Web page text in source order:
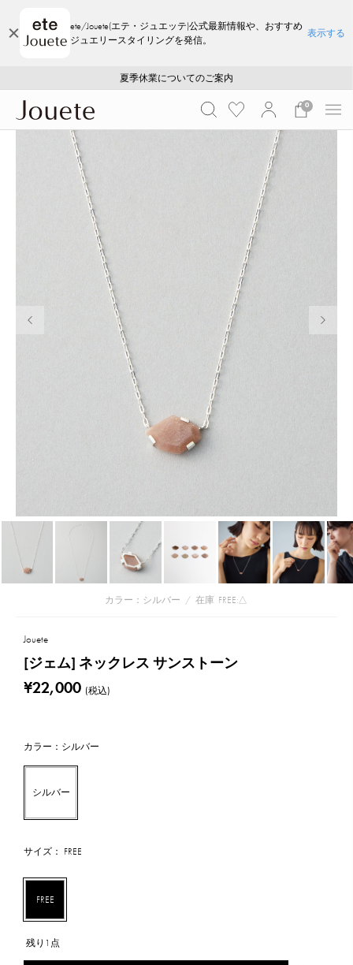
ete/Jouete(エテ・ジュエッテ)公式最新情報や、おすすめ
ジュエリースタイリングを発信。
表示する
採用のご案内
ご注文いただいたお品物のお届け状況について
夏季休業についてのご案内
WEB LIMITED ITEMS >>
採用のご案内
ご注文いただいたお品物のお届け状況について
0
カラー：シルバー / 在庫 FREE:△
Jouete
[ジェム] ネックレス サンストーン
¥22,000 (税込)
カラー：シルバー
シルバー
サイズ： FREE
FREE
残り1点